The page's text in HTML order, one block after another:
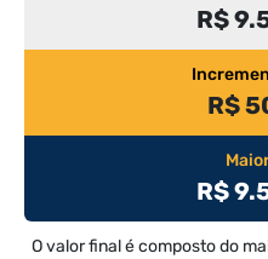
R$
R$
R$
O valor final é composto do